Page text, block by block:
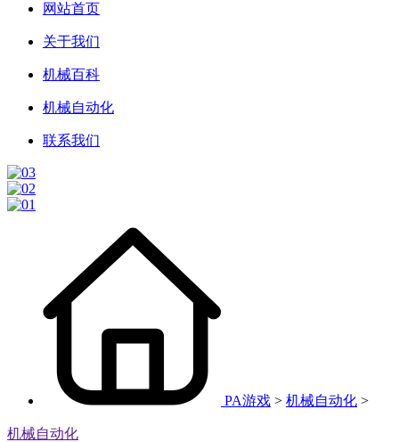
网站首页
关于我们
机械百科
机械自动化
联系我们
PA游戏 > 机械自动化 >
机械自动化